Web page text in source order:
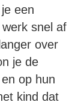
een
snel af
over
je de
op hun
kind dat